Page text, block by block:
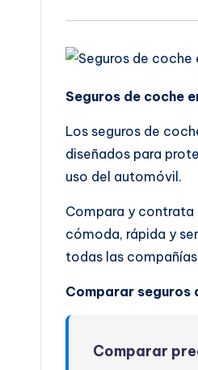
Seguros de coche
Los seguros de
diseñados para
uso del automóvil.
Compara y contrata
cómoda, rápida y
todas las
Comparar seguros
Comparar